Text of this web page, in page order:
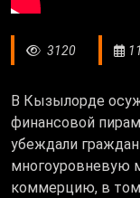
3120
В Кызылорде
финансовой
убеждали
многоуровневую
коммерцию, в том